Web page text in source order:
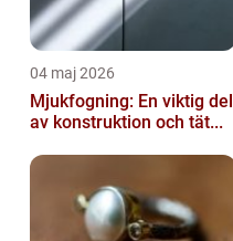
04 maj 2026
Mjukfogning: En viktig del
av konstruktion och tät...